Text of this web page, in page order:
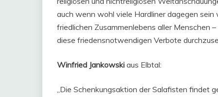
auch wenn wohl viele Hardliner dagegen
friedlichen Zusammenlebens aller Menschen
diese friedensnotwendigen Verbote
Winfried Jankowski aus Elbtal:
„Die Schenkungsaktion der Salafisten findet